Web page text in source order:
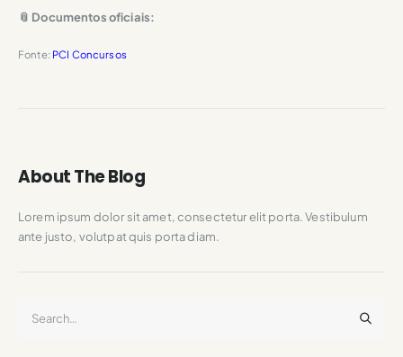
📎 Documentos oficiais:
Fonte: PCI Concursos
About The Blog
Lorem ipsum dolor sit amet, consectetur elit porta. Vestibulum
ante justo, volutpat quis porta diam.